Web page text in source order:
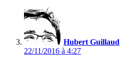
Hubert Guillaud
22/11/2016 à 4:27